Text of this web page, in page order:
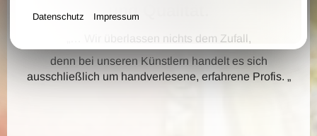
und Qualität.
„… Wir überlassen nichts dem Zufall,
denn bei unseren Künstlern handelt es sich
ausschließlich um handverlesene, erfahrene Profis. „
Datenschutz Impressum